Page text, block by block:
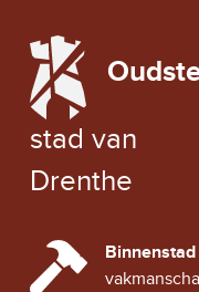
LOCAL WEATHER
stad van
Drenthe
CINDY CITY HALL